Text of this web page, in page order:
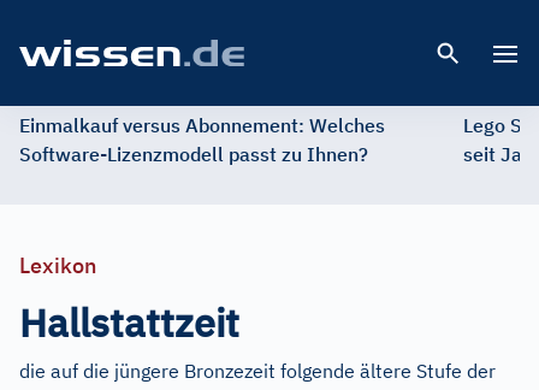
Einmalkauf versus Abonnement: Welches
Software-Lizenzmodell passt zu Ihnen?
Lego
seit
Lexikon
Hallstattzeit
die auf die jüngere Bronzezeit folgende ältere Stufe der